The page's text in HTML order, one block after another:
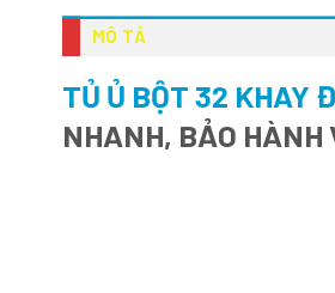
MÔ TẢ
TỦ Ủ BỘT 32 KHAY
NHANH, BẢO HÀNH